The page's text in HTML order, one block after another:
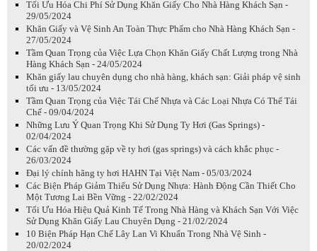
Tối Ưu Hóa Chi Phí Sử Dụng Khăn Giấy Cho Nhà Hàng Khách Sạn -
29/05/2024
Khăn Giấy và Vệ Sinh An Toàn Thực Phẩm cho Nhà Hàng Khách Sạn -
27/05/2024
Tầm Quan Trọng của Việc Lựa Chọn Khăn Giấy Chất Lượng trong Nhà
Hàng Khách Sạn - 24/05/2024
Khăn giấy lau chuyên dụng cho nhà hàng, khách sạn: Giải pháp vệ sinh
tối ưu - 13/05/2024
Tầm Quan Trọng của Việc Tái Chế Nhựa và Các Loại Nhựa Có Thể Tái
Chế - 09/04/2024
Những Lưu Ý Quan Trọng Khi Sử Dụng Ty Hơi (Gas Springs) -
02/04/2024
Các vấn đề thường gặp về ty hơi (gas springs) và cách khắc phục -
26/03/2024
Đại lý chính hãng ty hơi HAHN Tại Việt Nam - 05/03/2024
Các Biện Pháp Giảm Thiểu Sử Dụng Nhựa: Hành Động Cần Thiết Cho
Một Tương Lai Bền Vững - 22/02/2024
Tối Ưu Hóa Hiệu Quả Kinh Tế Trong Nhà Hàng và Khách Sạn Với Việc
Sử Dụng Khăn Giấy Lau Chuyên Dụng - 21/02/2024
10 Biện Pháp Hạn Chế Lây Lan Vi Khuẩn Trong Nhà Vệ Sinh -
20/02/2024